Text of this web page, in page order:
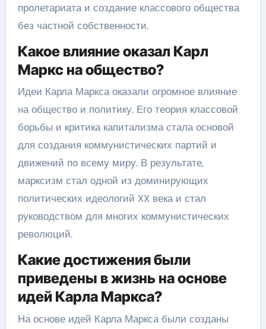
пролетариата и создание классового общества
без частной собственности.
Какое влияние оказал Карл
Маркс на общество?
Идеи Карла Маркса оказали огромное влияние
на общество и политику. Его теория классовой
борьбы и критика капитализма стала основой
для создания коммунистических партий и
движений по всему миру. В результате,
марксизм стал одной из доминирующих
политических идеологий XX века и стал
руководством для многих коммунистических
революций.
Какие достижения были
приведены в жизнь на основе
идей Карла Маркса?
На основе идей Карла Маркса были созданы